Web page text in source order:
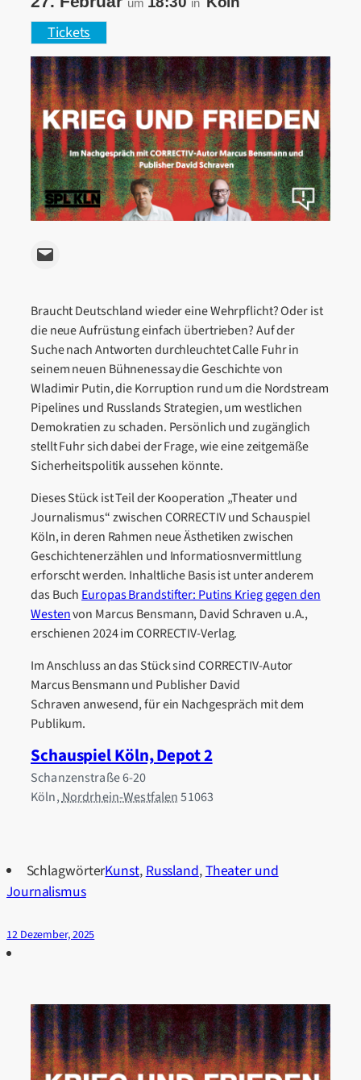
um in
Tickets
Email this Page
Braucht Deutschland wieder eine Wehrpflicht? Oder ist
die neue Aufrüstung einfach übertrieben? Auf der
Suche nach Antworten durchleuchtet Calle Fuhr in
seinem neuen Bühnenessay die Geschichte von
Wladimir Putin, die Korruption rund um die Nordstream
Pipelines und Russlands Strategien, um westlichen
Demokratien zu schaden. Persönlich und zugänglich
stellt Fuhr sich dabei der Frage, wie eine zeitgemäße
Sicherheitspolitik aussehen könnte.
Dieses Stück ist Teil der Kooperation „Theater und
Journalismus“ zwischen CORRECTIV und Schauspiel
Köln, in deren Rahmen neue Ästhetiken zwischen
Geschichtenerzählen und Informatiosnvermittlung
erforscht werden. Inhaltliche Basis ist unter anderem
das Buch Europas Brandstifter: Putins Krieg gegen den
Westenvon Marcus Bensmann, David Schraven u.A.,
erschienen 2024 im CORRECTIV-Verlag.
Im Anschluss an das Stück sind CORRECTIV-Autor
Marcus Bensmann und Publisher David
Schraven anwesend, für ein Nachgespräch mit dem
Publikum.
Schauspiel Köln, Depot 2
Schanzenstraße 6-20
Köln,Nordrhein-Westfalen 51063
SchlagwörterKunst,Russland,Theater und
Journalismus
12 Dezember, 2025